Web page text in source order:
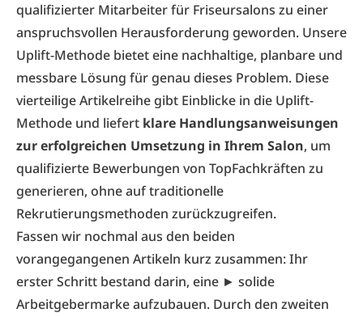
qualifizierter Mitarbeiter für Friseursalons zu einer
anspruchsvollen Herausforderung geworden. Unsere
Uplift-Methode bietet eine nachhaltige, planbare und
messbare Lösung für genau dieses Problem. Diese
vierteilige Artikelreihe gibt Einblicke in die Uplift­
Methode und liefert klare Handlungsanweisungen
zur erfolgreichen Umsetzung in Ihrem Salon, um
qualifizierte Bewerbungen von Top­Fachkräften zu
generieren, ohne auf traditionelle
Rekrutierungsmethoden zurückzugreifen.
Fassen wir nochmal aus den beiden
vorangegangenen Artikeln kurz zusammen: Ihr
erster Schritt bestand darin, eine ► solide
Arbeitgebermarke aufzubauen. Durch den zweiten